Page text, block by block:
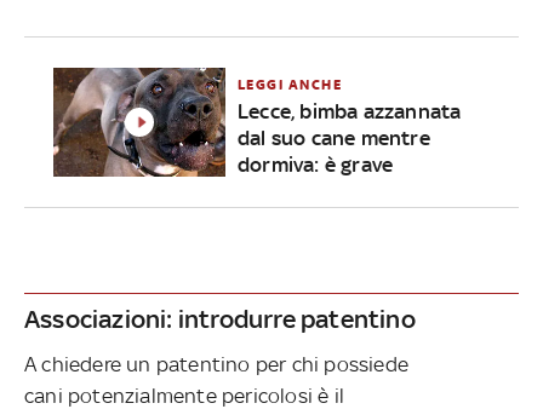
LEGGI ANCHE
Lecce, bimba azzannata
dal suo cane mentre
dormiva: è grave
Associazioni: introdurre patentino
A chiedere un patentino per chi possiede
cani potenzialmente pericolosi è il